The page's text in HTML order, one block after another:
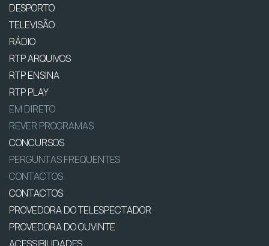
DESPORTO
TELEVISÃO
RÁDIO
RTP ARQUIVOS
RTP ENSINA
RTP PLAY
EM DIRETO
REVER PROGRAMAS
CONCURSOS
PERGUNTAS FREQUENTES
CONTACTOS
CONTACTOS
PROVEDORA DO TELESPECTADOR
PROVEDORA DO OUVINTE